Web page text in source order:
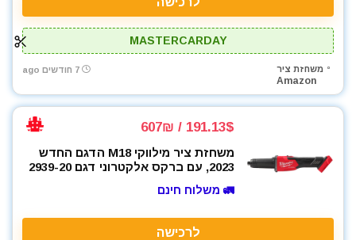
פלס
פלס לייזר
פנסים ותאורה
קומבו 3 כלים
קומבו 6 כלים
קומבו 7 כלים
קומבו מברגות
MASTERCARDAY
משחזת ציר
Amazon
7 חודשים ago
191.13$ / 607₪
משחזת ציר מילווקי M18 הדגם החדש
2023, עם ברקס אלקטרוני דגם 2939-20
🚛 משלוח חינם
לרכישה